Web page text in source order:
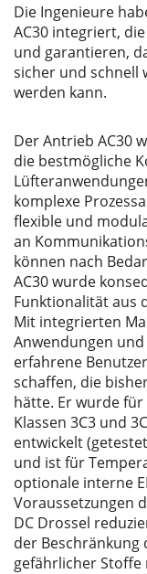
Die Ingenieure
AC30 integriert,
und garantieren,
sicher und schnell
werden kann.
Der Antrieb AC30
die bestmögliche
komplexe
flexible und
an
können nach
AC30 wurde
Funktionalität aus
Mit integrierten
Anwendungen
erfahrene
schaffen, die
hätte. Er wurde
Klassen 3C3 und
entwickelt
und ist für
optionale interne
Voraussetzungen
DC Drossel
der
gefährlicher Stoffe